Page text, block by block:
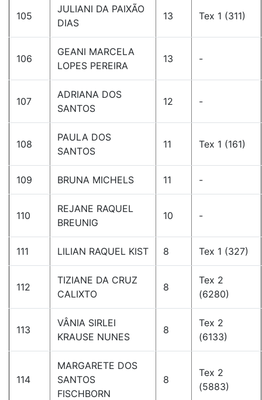
105
JULIANI DA PAIXÃO
DIAS
13 Tex 1 (311)
106
GEANI MARCELA
LOPES PEREIRA
13 -
107
ADRIANA DOS
SANTOS
12 -
108
PAULA DOS
SANTOS
11 Tex 1 (161)
109 BRUNA MICHELS 11 -
110
REJANE RAQUEL
BREUNIG
10 -
111 LILIAN RAQUEL KIST 8 Tex 1 (327)
112
TIZIANE DA CRUZ
CALIXTO
8
Tex 2
(6280)
113
VÂNIA SIRLEI
KRAUSE NUNES
8
Tex 2
(6133)
114
MARGARETE DOS
SANTOS
FISCHBORN
8
Tex 2
(5883)